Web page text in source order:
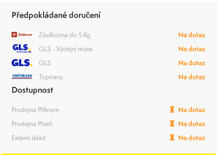
Předpokládané doručení
Zásilkovna do 5 Kg
Na dotaz
GLS - Výdejní místa
Na dotaz
GLS
Na dotaz
Toptrans
Na dotaz
Dostupnost
Prodejna Příbram
Na dotaz
Prodejna Plzeň
Na dotaz
Externí sklad
Na dotaz